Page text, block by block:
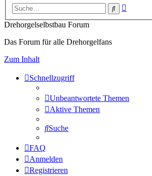
Suche
Drehorgelselbstbau Forum
Das Forum für alle Drehorgelfans
Zum Inhalt
Schnellzugriff
Unbeantwortete Themen
Aktive Themen
Suche
FAQ
Anmelden
Registrieren